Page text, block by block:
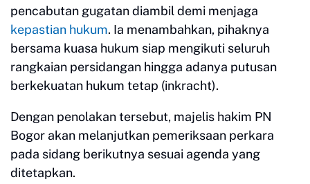
pencabutan gugatan diambil demi menjaga
kepastian hukum. Ia menambahkan, pihaknya
bersama kuasa hukum siap mengikuti seluruh
rangkaian persidangan hingga adanya putusan
berkekuatan hukum tetap (inkracht).
Dengan penolakan tersebut, majelis hakim PN
Bogor akan melanjutkan pemeriksaan perkara
pada sidang berikutnya sesuai agenda yang
ditetapkan.